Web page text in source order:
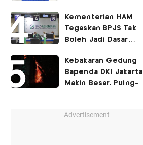
Kementerian HAM
Tegaskan BPJS Tak
Boleh Jadi Dasar
Layanan Kesehatan
Kebakaran Gedung
Bapenda DKI Jakarta
Makin Besar, Puing-
Advertisement